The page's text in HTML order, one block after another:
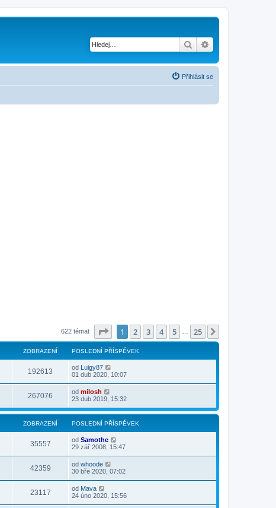
Hledat
Přihlásit se
622 témat Stránka z
1 2 3 4 5 25
ZOBRAZENÍ POSLEDNÍ PŘÍSPĚVEK
192613 od Luigy87
01 dub 2020, 10:07
267076 od milosh
23 dub 2019, 15:32
ZOBRAZENÍ POSLEDNÍ PŘÍSPĚVEK
35557 od Samothe
29 zář 2008, 15:47
42359 od whoode
30 bře 2020, 07:02
23117 od Mava
24 úno 2020, 15:56